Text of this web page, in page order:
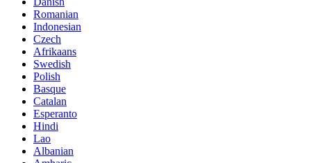
Romanian
Indonesian
Czech
Afrikaans
Swedish
Polish
Basque
Catalan
Esperanto
Hindi
Lao
Albanian